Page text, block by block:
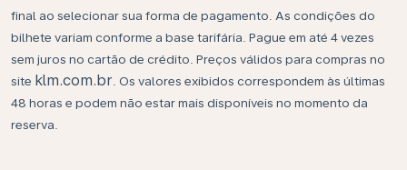
final ao selecionar sua forma de pagamento. As condições do
bilhete variam conforme a base tarifária. Pague em até 4 vezes
sem juros no cartão de crédito. Preços válidos para compras no
site klm.com.br . Os valores exibidos correspondem às últimas
48 horas e podem não estar mais disponíveis no momento da
reserva.